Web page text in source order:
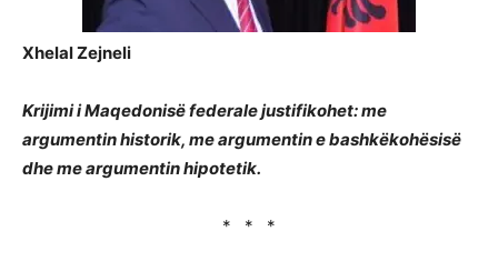
Xhelal Zejneli
Krijimi i Maqedonisë federale justifikohet: me
argumentin historik, me argumentin e bashkëkohësisë
dhe me argumentin hipotetik.
* * *